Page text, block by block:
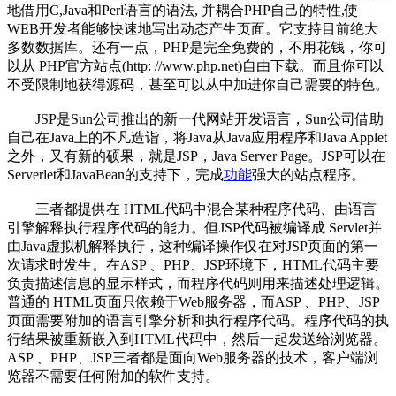
地借用C,Java和Perl语言的语法, 并耦合PHP自己的特性,使
WEB开发者能够快速地写出动态产生页面。它支持目前绝大
多数数据库。还有一点，PHP是完全免费的，不用花钱，你可
以从 PHP官方站点(http: //www.php.net)自由下载。而且你可以
不受限制地获得源码，甚至可以从中加进你自己需要的特色。
JSP是Sun公司推出的新一代网站开发语言，Sun公司借助
自己在Java上的不凡造诣，将Java从Java应用程序和Java Applet
之外，又有新的硕果，就是JSP，Java Server Page。JSP可以在
Serverlet和JavaBean的支持下，完成功能强大的站点程序。
三者都提供在 HTML代码中混合某种程序代码、由语言
引擎解释执行程序代码的能力。但JSP代码被编译成 Servlet并
由Java虚拟机解释执行，这种编译操作仅在对JSP页面的第一
次请求时发生。在ASP 、PHP、JSP环境下，HTML代码主要
负责描述信息的显示样式，而程序代码则用来描述处理逻辑。
普通的 HTML页面只依赖于Web服务器，而ASP 、PHP、JSP
页面需要附加的语言引擎分析和执行程序代码。程序代码的执
行结果被重新嵌入到HTML代码中，然后一起发送给浏览器。
ASP 、PHP、JSP三者都是面向Web服务器的技术，客户端浏
览器不需要任何附加的软件支持。